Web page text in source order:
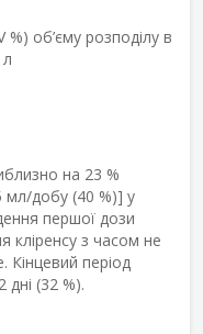
об’єму розподілу в
на 23 %
мл/добу (40 %)] у
першої дози
кліренсу з часом не
Кінцевий період
дні (32 %).